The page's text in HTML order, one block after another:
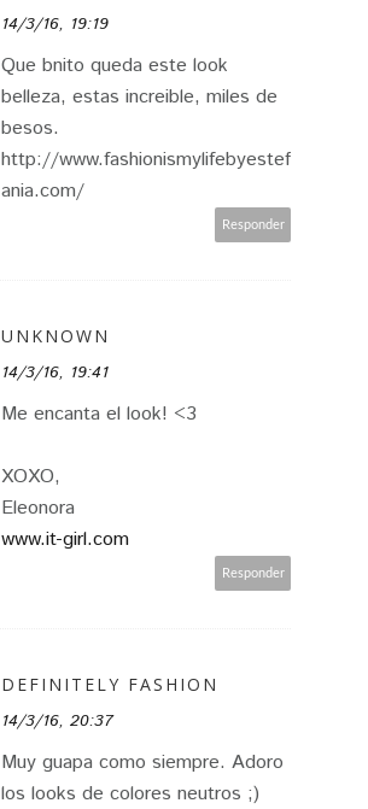
14/3/16, 19:19
Que bnito queda este look
belleza, estas increible, miles de
besos.
http://www.fashionismylifebyestef
ania.com/
Responder
UNKNOWN
14/3/16, 19:41
Me encanta el look! <3
XOXO,
Eleonora
www.it-girl.com
Responder
DEFINITELY FASHION
14/3/16, 20:37
Muy guapa como siempre. Adoro
los looks de colores neutros ;)